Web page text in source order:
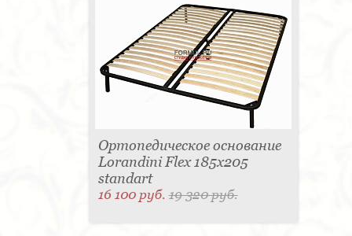
Ортопедическое основание
Lorandini Flex 185x205
standart
16 100 руб.19 320 руб.